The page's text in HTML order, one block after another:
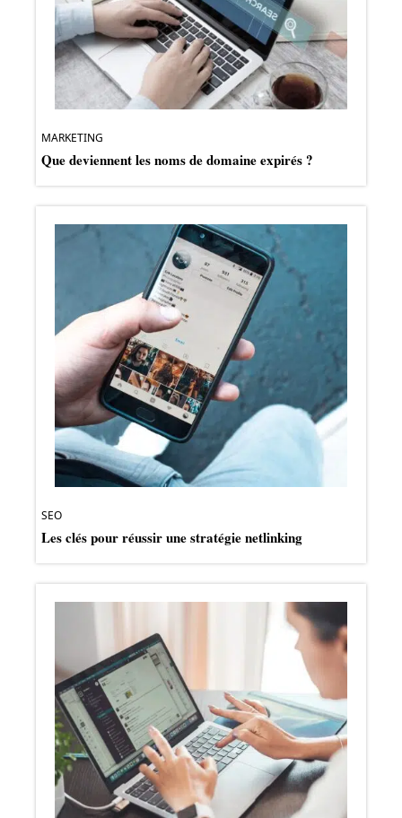
MARKETING
Que deviennent les noms de domaine expirés ?
SEO
Les clés pour réussir une stratégie netlinking